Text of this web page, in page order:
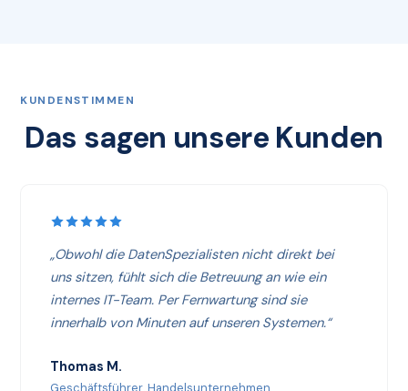
KUNDENSTIMMEN
Das sagen unsere Kunden
„Obwohl die DatenSpezialisten nicht direkt bei
uns sitzen, fühlt sich die Betreuung an wie ein
internes IT-Team. Per Fernwartung sind sie
innerhalb von Minuten auf unseren Systemen.“
Thomas M.
Geschäftsführer, Handelsunternehmen